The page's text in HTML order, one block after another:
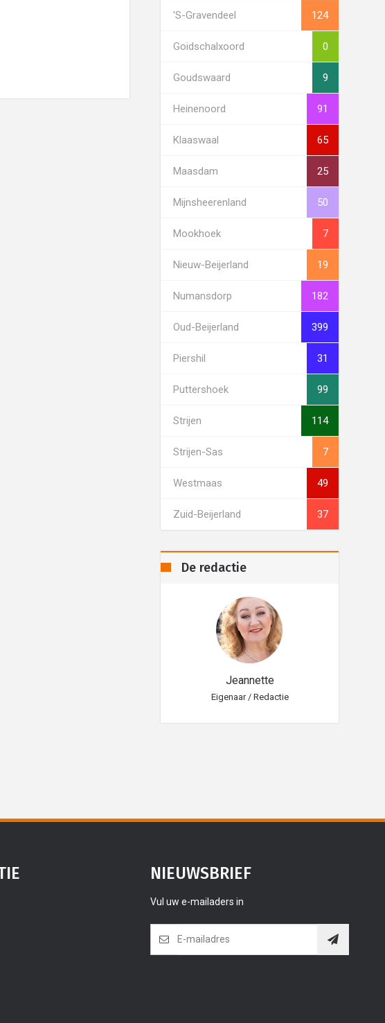
's-Gravendeel 124
Goidschalxoord 0
Goudswaard 9
Heinenoord 91
Klaaswaal 65
Maasdam 25
Mijnsheerenland 50
Mookhoek 7
Nieuw-Beijerland 19
Numansdorp 182
Oud-Beijerland 399
Piershil 31
Puttershoek 99
Strijen 114
Strijen-Sas 7
Westmaas 49
Zuid-Beijerland 37
De redactie
Jeannette
Eigenaar / Redactie
NIEUWSBRIEF
Vul uw e-mailaders in